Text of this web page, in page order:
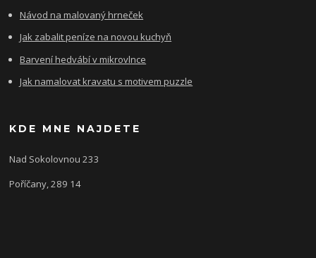
Návod na malovaný hrneček
Jak zabalit peníze na novou kuchyň
Barvení hedvábí v mikrovlnce
Jak namalovat kravatu s motivem puzzle
KDE MNE NAJDETE
Nad Sokolovnou 233
Poříčany, 289 14